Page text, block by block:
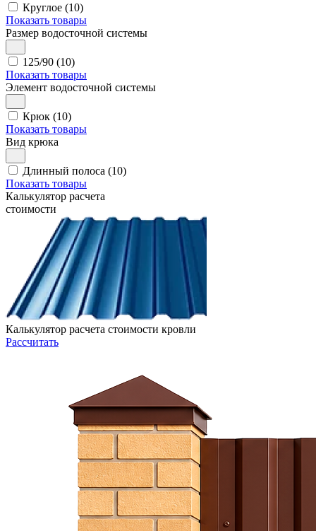
Круглое (10)
Показать товары
Размер водосточной системы
125/90 (10)
Показать товары
Элемент водосточной системы
Крюк (10)
Показать товары
Вид крюка
Длинный полоса (10)
Показать товары
Калькулятор расчета
стоимости
Калькулятор расчета стоимости кровли
Рассчитать